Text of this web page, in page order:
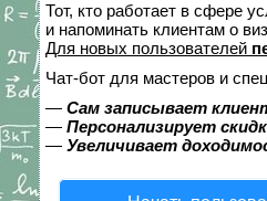
Тот, кто работает в сфере
и напоминать клиентам о
Для новых пользователей
Чат-бот для мастеров и
— Сам записывает
— Персонализирует
— Увеличивает